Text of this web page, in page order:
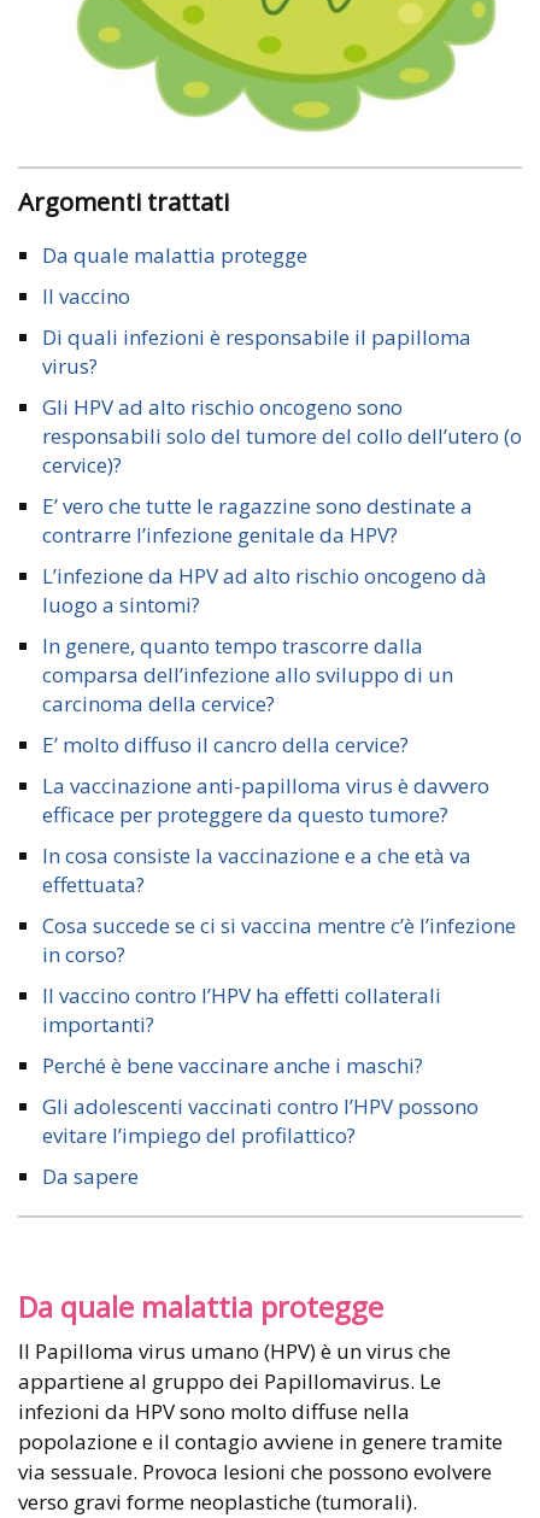
Argomenti trattati
Da quale malattia protegge
Il vaccino
Di quali infezioni è responsabile il papilloma
virus?
Gli HPV ad alto rischio oncogeno sono
responsabili solo del tumore del collo dell’utero (o
cervice)?
E’ vero che tutte le ragazzine sono destinate a
contrarre l’infezione genitale da HPV?
L’infezione da HPV ad alto rischio oncogeno dà
luogo a sintomi?
In genere, quanto tempo trascorre dalla
comparsa dell’infezione allo sviluppo di un
carcinoma della cervice?
E’ molto diffuso il cancro della cervice?
La vaccinazione anti-papilloma virus è davvero
efficace per proteggere da questo tumore?
In cosa consiste la vaccinazione e a che età va
effettuata?
Cosa succede se ci si vaccina mentre c’è l’infezione
in corso?
Il vaccino contro l’HPV ha effetti collaterali
importanti?
Perché è bene vaccinare anche i maschi?
Gli adolescenti vaccinati contro l’HPV possono
evitare l’impiego del profilattico?
Da sapere
Da quale malattia protegge
Il Papilloma virus umano (HPV) è un virus che
appartiene al gruppo dei Papillomavirus. Le
infezioni da HPV sono molto diffuse nella
popolazione e il contagio avviene in genere tramite
via sessuale. Provoca lesioni che possono evolvere
verso gravi forme neoplastiche (tumorali).